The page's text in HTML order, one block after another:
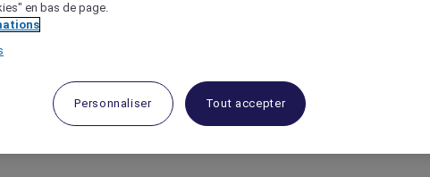
en bas de page.
Personnaliser Tout accepter